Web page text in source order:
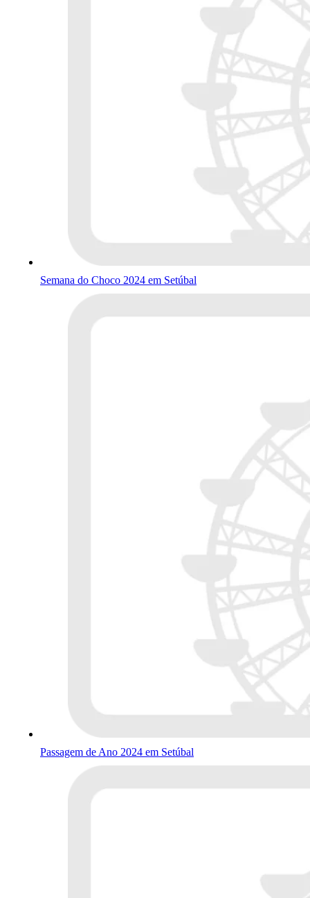
Semana do Choco 2024 em Setúbal
Passagem de Ano 2024 em Setúbal